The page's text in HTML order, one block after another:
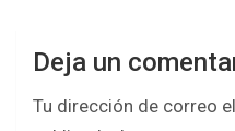
Deja un
Tu dirección de correo